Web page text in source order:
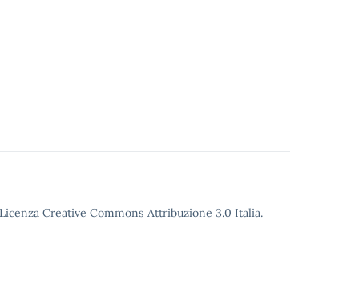
Creative Commons Attribuzione 3.0 Italia.